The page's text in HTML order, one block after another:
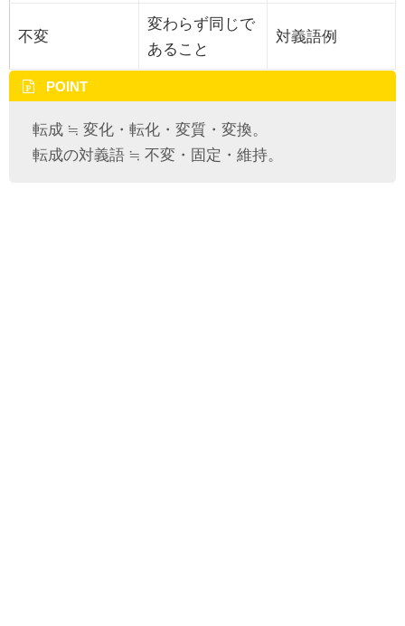
不変
変わらず同じで
あること
対義語例
POINT
転成 ≒ 変化・転化・変質・変換。
転成の対義語 ≒ 不変・固定・維持。